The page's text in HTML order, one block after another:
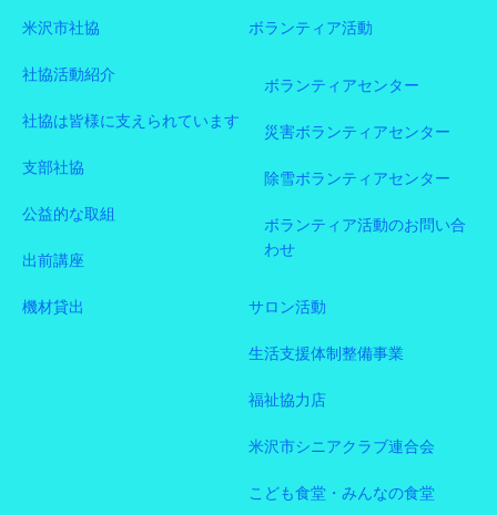
米沢市社協
社協活動紹介
社協は皆様に支えられています
支部社協
公益的な取組
出前講座
機材貸出
ボランティア活動
ボランティアセンター
災害ボランティアセンター
除雪ボランティアセンター
ボランティア活動のお問い合
わせ
サロン活動
生活支援体制整備事業
福祉協力店
米沢市シニアクラブ連合会
こども食堂・みんなの食堂